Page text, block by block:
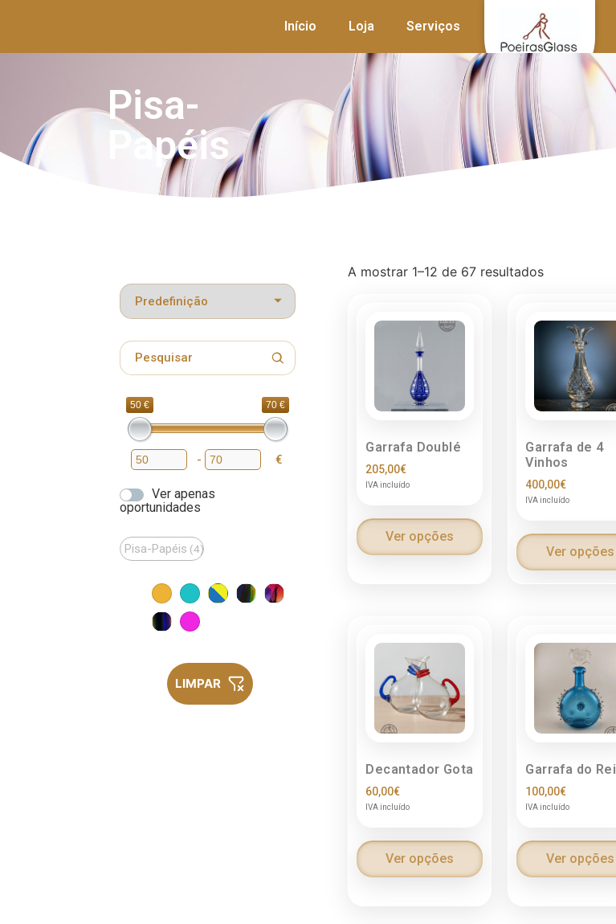
Início Loja Serviços
Pisa-
Papéis
Classificar produtos
50 € 70 €
Preço mínimo
- Preço máximo
€
Ver apenas
oportunidades
Pisa-Papéis (4)
LIMPAR
A mostrar 1–12 de 67 resultados
Garrafa Doublé
205,00€
IVA incluído
Ver opções
Garrafa de 4
Vinhos
400,00€
IVA incluído
Ver opções
Decantador Gota
60,00€
IVA incluído
Ver opções
Garrafa do Rei
100,00€
IVA incluído
Ver opções